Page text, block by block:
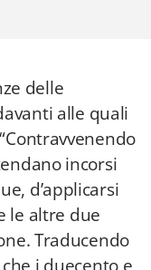
delle
alle quali
incorsi
d’applicarsi
le altre due
Traducendo